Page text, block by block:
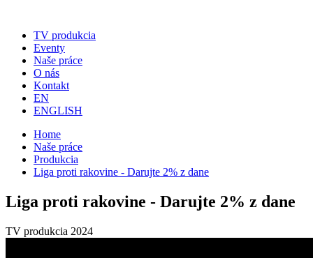
TV produkcia
Eventy
Naše práce
O nás
Kontakt
EN
ENGLISH
Home
Naše práce
Produkcia
Liga proti rakovine - Darujte 2% z dane
Liga proti rakovine - Darujte 2% z dane
TV produkcia 2024